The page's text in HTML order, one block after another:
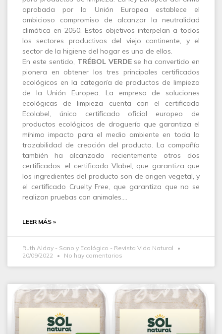
aprobada por la Unión Europea establece el
ambicioso compromiso de alcanzar la neutralidad
climática en 2050. Estos objetivos interpelan a todos
los sectores productivos del viejo continente, y el
sector de la higiene del hogar es uno de ellos.
En este sentido, TRÉBOL VERDEse ha convertido en
pionera en obtener los tres principales certificados
ecológicos en la categoría de productos de limpieza
de la Unión Europea. La empresa de soluciones
ecológicas de limpieza cuenta con el certificado
Ecolabel, único certificado oficial europeo de
productos ecológicos de droguería que garantiza el
mínimo impacto para el medio ambiente en toda la
trazabilidad de creación del producto. La compañía
también ha alcanzado recientemente otros dos
certificados: el certificado Vlabel, que garantiza que
los ingredientes del producto son de origen vegetal, y
el certificado Cruelty Free, que garantiza que no se
realizan pruebas con animales.…
LEER MÁS »
Ruth Alday - Sano y Ecológico - Revista Vida Natural
20/09/2022
No hay comentarios